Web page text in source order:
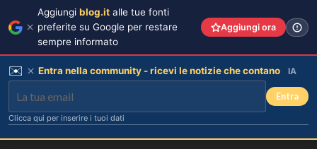
Aggiungi blog.it alle tue fonti
preferite su Google per restare
sempre informato
Aggiungi ora
✉️ Entra nella community - ricevi le notizie che contano IA
Entra
Clicca qui per inserire i tuoi dati